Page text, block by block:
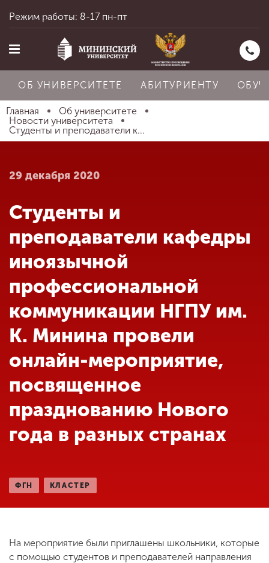
Главная
Абитуриенту
Обучение
Наука
Международная
деятельность
Другие виды
деятельности
Сведения об
Режим работы: 8-17 пн-пт
ОБ УНИВЕРСИТЕТЕ АБИТУРИЕНТУ
Главная
Об университете
Новости университета
Студенты и преподаватели к...
29 декабря 2020
Студенты и
преподаватели кафедры
иноязычной
профессиональной
коммуникации НГПУ им.
К. Минина провели
онлайн-мероприятие,
посвященное
празднованию Нового
года в разных странах
ФГН КЛАСТЕР
На мероприятие были приглашены школьники, которые
с помощью студентов и преподавателей направления